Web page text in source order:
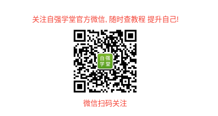
关注自强学堂官方微信, 随时查教程 提升自己!
微信扫码关注